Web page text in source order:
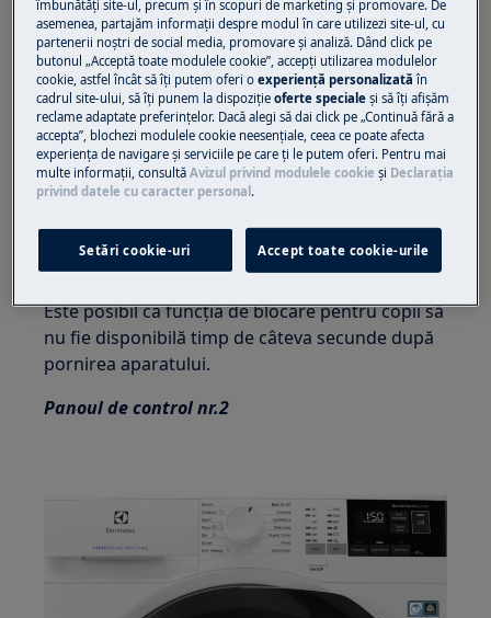
apăsat butonulSilențiospână cândpictograma
lacătuluise aprinde/se stinge pe afișaj.
Aparatul va utiliza implicit această opțiune după
ce îl opriți.
Este posibil ca funcția de blocare pentru copii să
nu fie disponibilă timp de câteva secunde după
pornirea aparatului.
Panoul de control nr.2
îmbunătăţi site-ul, precum și în scopuri de marketing și promovare. De
asemenea, partajăm informaţii despre modul în care utilizezi site-ul, cu
partenerii noștri de social media, promovare și analiză. Dând click pe
butonul „Acceptă toate modulele cookie”, accepţi utilizarea modulelor
cookie, astfel încât să îţi putem oferi oexperienţă personalizată în
cadrul site-ului, să îţi punem la dispoziţieoferte speciale și să îţi afișăm
reclame adaptate preferinţelor. Dacă alegi să dai click pe „Continuă fără a
accepta”, blochezi modulele cookie neesenţiale, ceea ce poate afecta
experienţa de navigare și serviciile pe care ţi le putem oferi. Pentru mai
multe informaţii, consultăAvizul privind modulele cookie și Declaraţia
privind datele cu caracter personal.
Setări cookie-uri Accept toate cookie-urile